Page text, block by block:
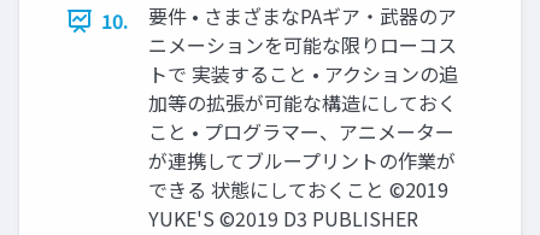
10.
要件 • さまざまなPAギア・武器のア
ニメーションを可能な限りローコス
トで 実装すること • アクションの追
加等の拡張が可能な構造にしておく
こと • プログラマー、アニメーター
が連携してブループリントの作業が
できる 状態にしておくこと ©2019
YUKE'S ©2019 D3 PUBLISHER